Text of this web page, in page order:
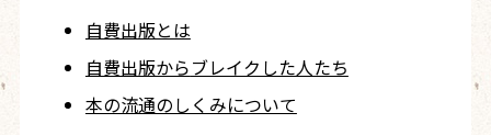
自費出版とは
自費出版からブレイクした人たち
本の流通のしくみについて